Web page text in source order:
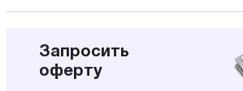
Запросить
оферту